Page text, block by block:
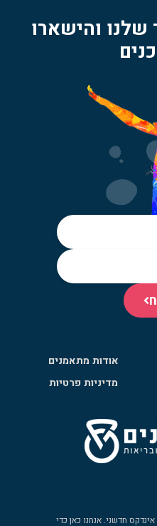
שלנו והישארו
אודות מתאמנים
מדיניות פרטיות
חדשני. אנחנו כאן כדי